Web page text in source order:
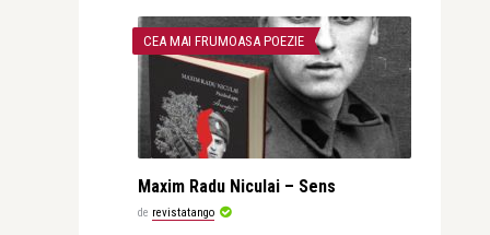
CEA MAI FRUMOASA POEZIE
Maxim Radu Niculai – Sens
de revistatango